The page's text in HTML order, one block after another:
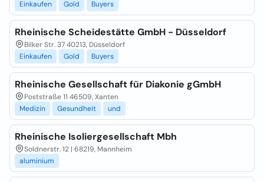
Einkaufen
Gold Buyers
Rheinische Scheidestätte GmbH - Düsseldorf
Bilker Str. 37 40213, Düsseldorf
Einkaufen
Gold Buyers
Rheinische Gesellschaft für Diakonie gGmbH
Poststraße 11 46509, Xanten
Medizin
Gesundheit und
Rheinische Isoliergesellschaft Mbh
Soldnerstr. 12 | 68219, Mannheim
aluminium